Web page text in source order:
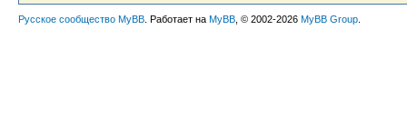
Русское сообщество MyBB . Работает на MyBB , © 2002-2026 MyBB Group